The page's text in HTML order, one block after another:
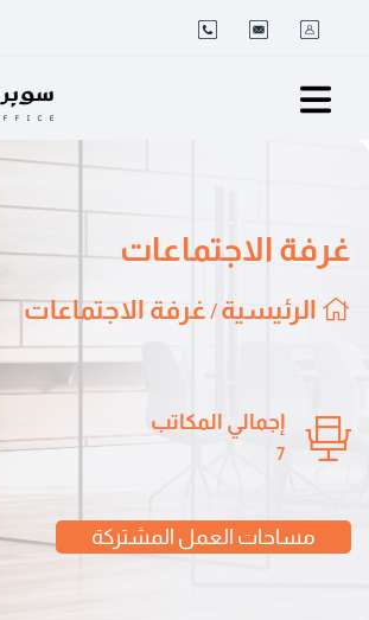
غرفة الاجتماعات
الرئيسية / غرفة الاجتماعات
إجمالي المكاتب
7
مساحات العمل المشتركة